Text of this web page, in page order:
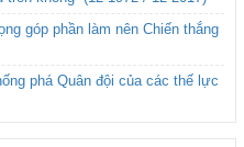
góp phần làm nên Chiến thắng
phá Quân đội của các thế lực